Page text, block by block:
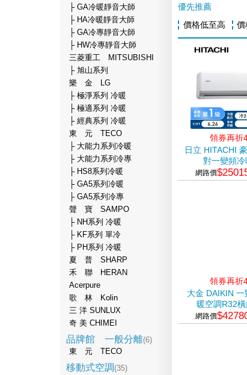
├ GA冷暖靜音大師
├ HA冷暖靜音大師
├ GA冷專靜音大師
├ HW冷專靜音大師
三菱重工 MITSUBISHI
├ 旭山系列
樂 金 LG
├ 極淨系列 冷暖
├ 極適系列 冷暖
├ 經典系列 冷暖
東 元 TECO
├ 大能力系列冷暖
├ 大能力系列冷專
├ HS8系列冷暖
├ GA5系列冷暖
├ GA5系列冷專
聲 寶 SAMPO
├ NH系列 冷暖
├ KF系列 單冷
├ PH系列 冷暖
夏 普 SHARP
禾 聯 HERAN
Acerpure
歌 林 Kolin
三 洋 SUNLUX
奇 美 CHIMEI
品牌館 一般分離(6)
東 元 TECO
移動式空調 (35)
優先推薦
價格低至高
價
領券再折
日立 HITACHI
對一變頻冷
網路價
領券再折
大金 DAIKIN
暖空調R32橫
網路價